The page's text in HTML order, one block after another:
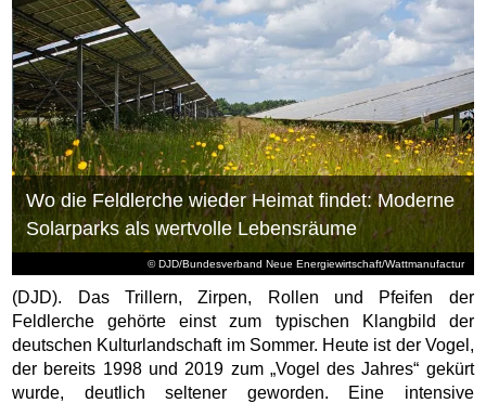
© DJD/Bundesverband Neue Energiewirtschaft/Wattmanufactur
Wo die Feldlerche wieder Heimat findet: Moderne
Solarparks als wertvolle Lebensräume
(DJD). Das Trillern, Zirpen, Rollen und Pfeifen der
Feldlerche gehörte einst zum typischen Klangbild der
deutschen Kulturlandschaft im Sommer. Heute ist der Vogel,
der bereits 1998 und 2019 zum „Vogel des Jahres“ gekürt
wurde, deutlich seltener geworden. Eine intensive